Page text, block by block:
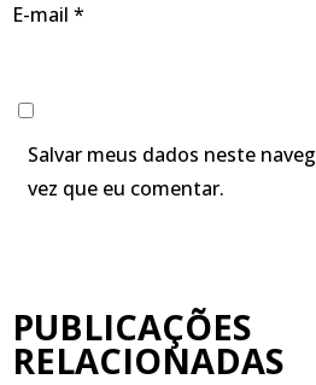
E-mail *
Salvar meus dados neste
vez que eu comentar.
PUBLICAÇÕES
RELACIONADAS